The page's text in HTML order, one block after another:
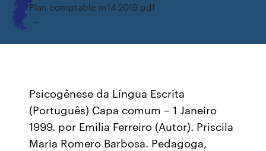
Plan comptable m14 2019 pdf
Psicogênese da Língua Escrita
(Português) Capa comum – 1 Janeiro
1999. por Emilia Ferreiro (Autor). Priscila
Maria Romero Barbosa. Pedagoga,